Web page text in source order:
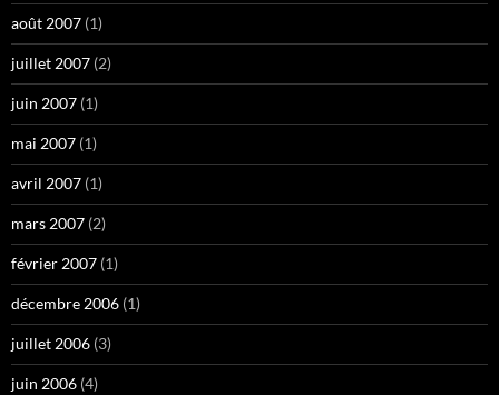
août 2007 (1)
juillet 2007 (2)
juin 2007 (1)
mai 2007 (1)
avril 2007 (1)
mars 2007 (2)
février 2007 (1)
décembre 2006 (1)
juillet 2006 (3)
juin 2006 (4)